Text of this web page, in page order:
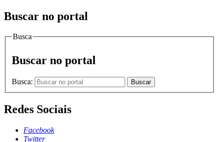
Buscar no portal
Busca
Buscar no portal
Busca: Buscar
Redes Sociais
Facebook
Twitter